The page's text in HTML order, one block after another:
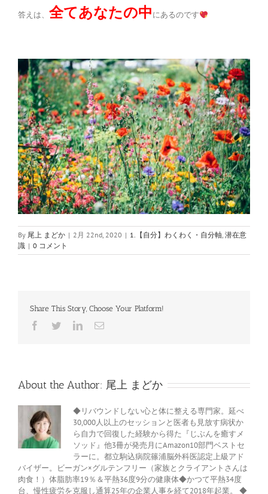
答えは、 全てあなたの中にあるのです
By 尾上 まどか | 2月 22nd, 2020 | 1.【自分】わくわく・自分軸 潜在意
識 | 0 コメント
Share This Story, Choose Your Platform!
Facebook
TwitterLinkedIn
電
About the Author: 尾上 まどか
◆リバウンドしない心と体に整える専門家。延べ
30,000人以上のセッションと医者も見放す病状か
ら自力で回復した経験から得た『じぶんを癒すメ
ソッド』他3冊が発売月にAmazon10部門ベストセ
ラーに。都立駒込病院篠浦脳外科医認定上級アド
バイザー。ビーガン×グルテンフリー（家族とクライアントさんは
肉食！）体脂肪率19％＆平熱36度9分の健康体◆かつて平熱34度
台、慢性疲労を克服し通算25年の企業人事を経て2018年起業。 ◆